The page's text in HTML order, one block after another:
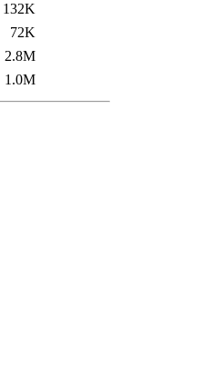
132K
72K
2.8M
1.0M